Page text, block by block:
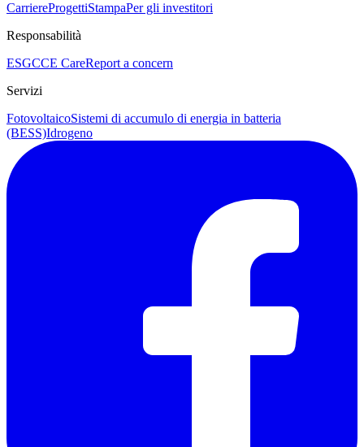
CarriereProgettiStampaPer gli investitori
Responsabilità
ESGCCE CareReport a concern
Servizi
FotovoltaicoSistemi di accumulo di energia in batteria
(BESS)Idrogeno